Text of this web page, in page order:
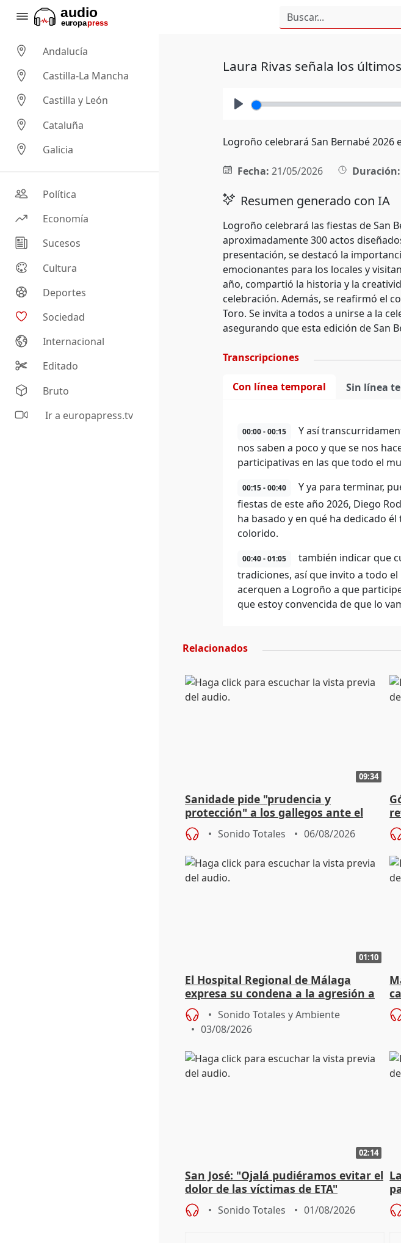
Andalucía
Castilla-La Mancha
Castilla y León
Cataluña
Galicia
Política
Economía
Sucesos
Cultura
Deportes
Sociedad
Internacional
Editado
Bruto
Ir a europapress.tv
Laura Rivas señala los
Logroño celebrará San Bernabé
Fecha: 21/05/2026 Duración:
Resumen generado con IA
Logroño celebrará las fiestas de San
aproximadamente 300 actos
presentación, se destacó la
emocionantes para los locales y
año, compartió la historia y la
celebración. Además, se reafirmó el
Toro. Se invita a todos a unirse a la
asegurando que esta edición de San
Transcripciones
Con línea temporal Sin línea
00:00 - 00:15
Y así
nos saben a poco y que se nos
participativas en las que todo el
00:15 - 00:40
Y ya para terminar,
fiestas de este año 2026, Diego
ha basado y en qué ha dedicado
colorido.
00:40 - 01:05
también indicar que
tradiciones, así que invito a todo
acerquen a Logroño a que
que estoy convencida de que lo
Relacionados
09:34
Sanidade pide "prudencia y
protección" a los gallegos ante el
eclipse del 12 de agosto
Sonido Totales 06/08/2026
01:10
El Hospital Regional de Málaga
expresa su condena a la agresión a
dos enfermeras de Urgencias
Sonido Totales y Ambiente
03/08/2026
02:14
San José: "Ojalá pudiéramos evitar el
dolor de las víctimas de ETA"
Sonido Totales 01/08/2026